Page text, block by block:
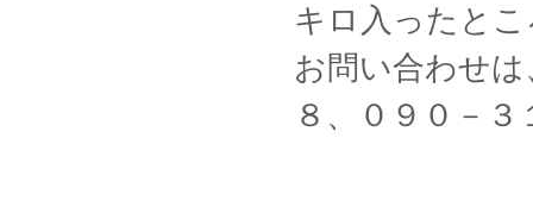
キロ入ったと
お問い合わせ
８、０９０－